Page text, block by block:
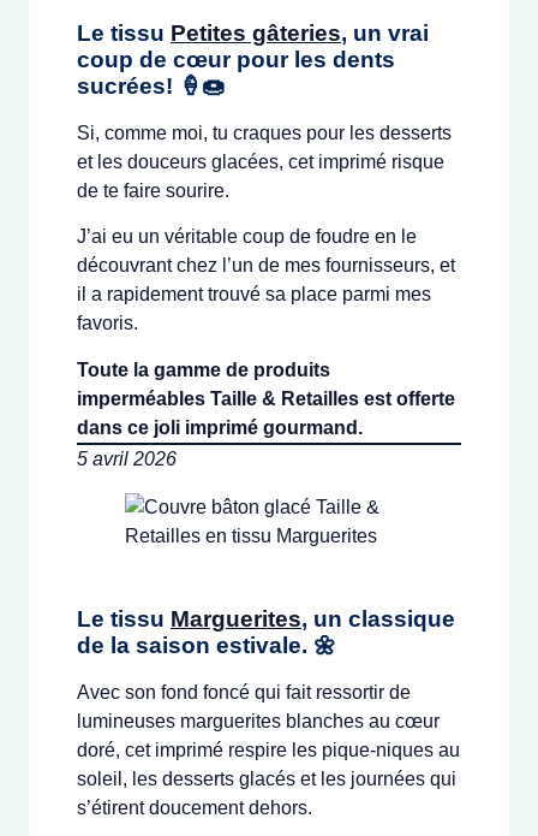
Le tissu Petites gâteries, un vrai
coup de cœur pour les dents
sucrées! 🍦🍩
Si, comme moi, tu craques pour les desserts
et les douceurs glacées, cet imprimé risque
de te faire sourire.
J’ai eu un véritable coup de foudre en le
découvrant chez l’un de mes fournisseurs, et
il a rapidement trouvé sa place parmi mes
favoris.
Toute la gamme de produits
imperméables Taille & Retailles est offerte
dans ce joli imprimé gourmand.
5 avril 2026
Le tissu Marguerites, un classique
de la saison estivale. 🌼
Avec son fond foncé qui fait ressortir de
lumineuses marguerites blanches au cœur
doré, cet imprimé respire les pique-niques au
soleil, les desserts glacés et les journées qui
s’étirent doucement dehors.